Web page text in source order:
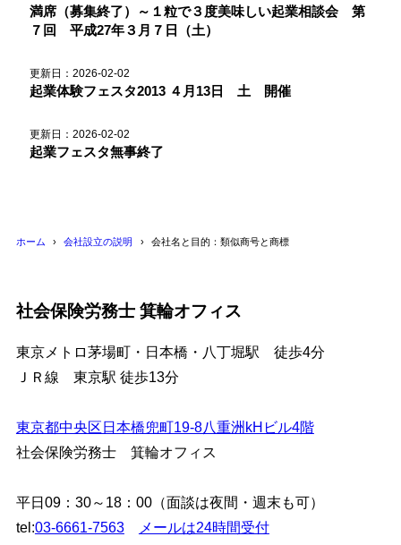
満席（募集終了）～１粒で３度美味しい起業相談会 第
７回 平成27年３月７日（土）
更新日：2026-02-02
起業体験フェスタ2013 ４月13日 土 開催
更新日：2026-02-02
起業フェスタ無事終了
ホーム 会社設立の説明 会社名と目的：類似商号と商標
社会保険労務士 箕輪オフィス
東京メトロ茅場町・日本橋・八丁堀駅 徒歩4分
ＪＲ線 東京駅 徒歩13分
東京都中央区日本橋兜町19-8八重洲kHビル4階
社会保険労務士 箕輪オフィス
平日09：30～18：00（面談は夜間・週末も可）
tel:03-6661-7563 メールは24時間受付